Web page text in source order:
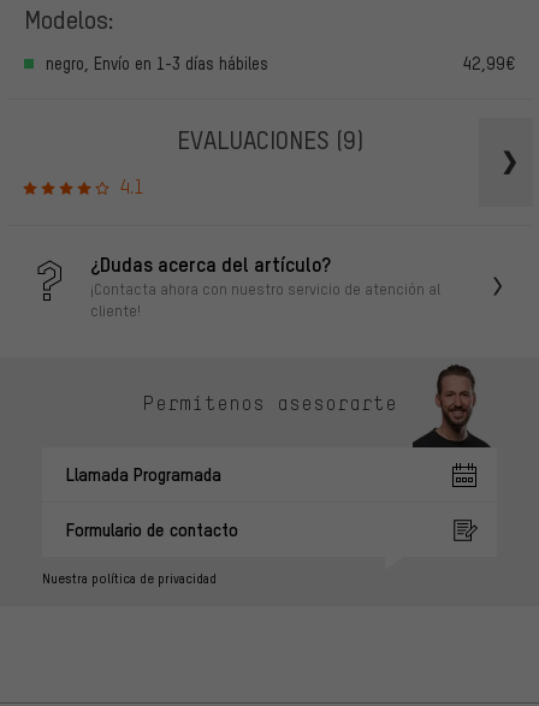
Modelos:
negro, Envío en 1-3 días hábiles 42,99€
EVALUACIONES (9)
4.1
¿Dudas acerca del artículo?
¡Contacta ahora con nuestro servicio de atención al
cliente!
Permítenos asesorarte
Llamada Programada
Formulario de contacto
Nuestra política de privacidad